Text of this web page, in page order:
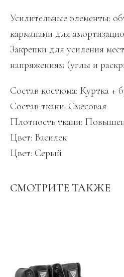
Усилительные элементы:
карманами для
Закрепки для усиления
напряжениям (углы и
Состав костюма: Куртка +
Состав ткани: Смесовая
Плотность ткани:
Цвет: Василек
Цвет: Серый
СМОТРИТЕ ТАКЖЕ